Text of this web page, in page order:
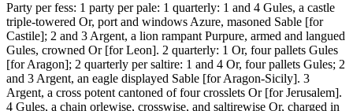
Party per fess: 1 party per pale: 1 quarterly: 1 and 4 Gules, a castle
triple-towered Or, port and windows Azure, masoned Sable [for
Castile]; 2 and 3 Argent, a lion rampant Purpure, armed and langued
Gules, crowned Or [for Leon]. 2 quarterly: 1 Or, four pallets Gules
[for Aragon]; 2 quarterly per saltire: 1 and 4 Or, four pallets Gules; 2
and 3 Argent, an eagle displayed Sable [for Aragon-Sicily]. 3
Argent, a cross potent cantoned of four crosslets Or [for Jerusalem].
4 Gules, a chain orlewise, crosswise, and saltirewise Or, charged in